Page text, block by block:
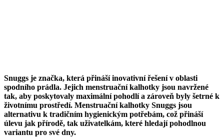
Snuggs je značka, která přináší inovativní řešení v oblasti
spodního prádla. Jejich menstruační kalhotky jsou navržené
tak, aby poskytovaly maximální pohodlí a zároveň byly šetrné k
životnímu prostředí. Menstruační kalhotky Snuggs jsou
alternativu k tradičním hygienickým potřebám, což přináší
úlevu jak přírodě, tak uživatelkám, které hledají pohodlnou
variantu pro své dny.